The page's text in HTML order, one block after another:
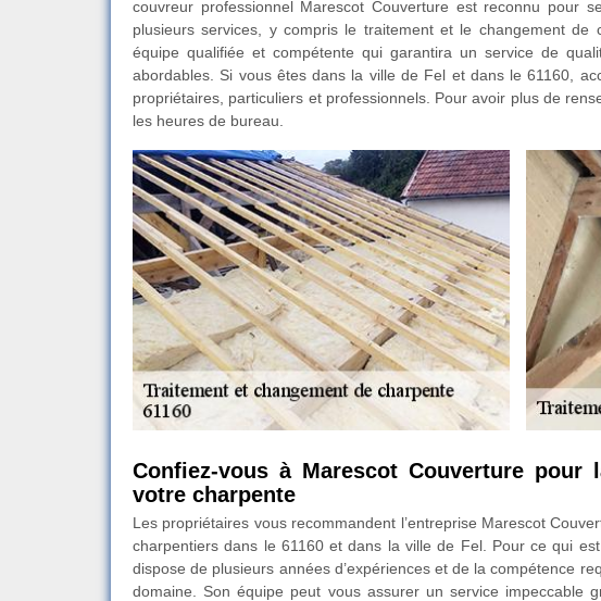
couvreur professionnel Marescot Couverture est reconnu pour
plusieurs services, y compris le traitement et le changement de
équipe qualifiée et compétente qui garantira un service de
abordables. Si vous êtes dans la ville de Fel et dans le 61160,
propriétaires, particuliers et professionnels. Pour avoir plus de
les heures de bureau.
Confiez-vous à Marescot Couverture pour
votre charpente
Les propriétaires vous recommandent l’entreprise Marescot
charpentiers dans le 61160 et dans la ville de Fel. Pour ce qui
dispose de plusieurs années d’expériences et de la compétence
domaine. Son équipe peut vous assurer un service impeccable